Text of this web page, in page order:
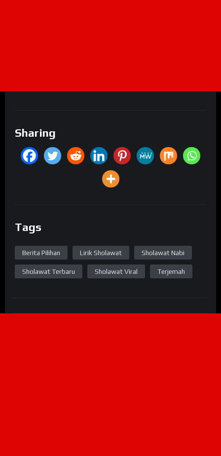
Sharing
Tags
Berita Pilihan Lirik Sholawat Sholawat Nabi
Sholawat Terbaru Sholawat Viral Terjemah